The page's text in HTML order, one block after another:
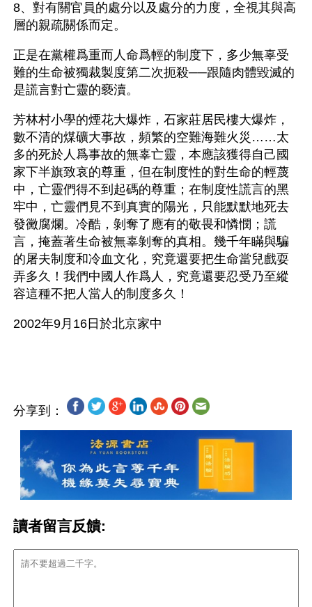
8、對有關官員的處分以及處分的力度，全視其與高
層的親疏關係而定。
正是在黨權爲重而人命爲輕的制度下，多少無辜受
難的生命被獨裁製度第二次扼殺──跟隨肉體毀滅的
是謊言對亡靈的褻瀆。
芳林村小學的煙花大爆炸，石家莊居民樓大爆炸，
數不清的煤礦大事故，頻繁的空難海難火災……太
多的死於人爲事故的無辜亡靈，本應該獲得自己國
家下半旗致哀的尊重，但在制度性的對生命的輕蔑
中，亡靈們得不到起碼的尊重；在制度性謊言的黑
牢中，亡靈們見不到真實的陽光，只能默默地死去
發黴腐爛。冷酷，剝奪了應有的敬畏和憐憫；謊
言，掩蓋著生命被無辜剝奪的真相。幾千年瞞與騙
的屠夫制度和冷血文化，究竟還要把生命當兒戲耍
弄多久！我們中國人作爲人，究竟還要忍受乃至縱
容這種不把人當人的制度多久！
2002年9月16日於北京家中
分享到：
讀者留言反饋: